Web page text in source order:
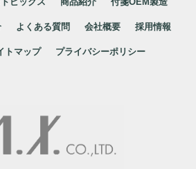
よくある質問 会社概要 採用情報
トマップ プライバシーポリシー